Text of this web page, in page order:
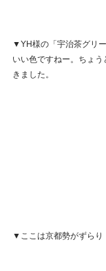
▼YH様の「宇治茶グリー
いい色ですねー。ちょ
きました。
▼ここは京都勢がずらり